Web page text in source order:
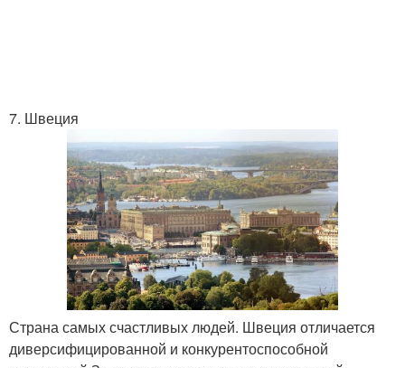
7. Швеция
Страна самых счастливых людей. Швеция отличается
диверсифицированной и конкурентоспособной